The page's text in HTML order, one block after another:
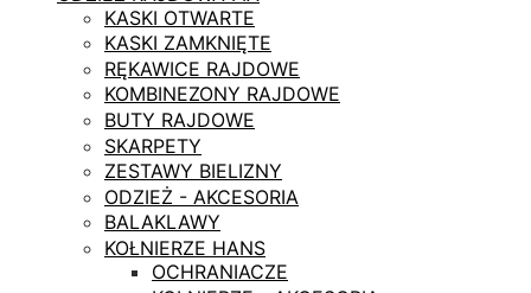
KASKI OTWARTE
KASKI ZAMKNIĘTE
RĘKAWICE RAJDOWE
KOMBINEZONY RAJDOWE
BUTY RAJDOWE
SKARPETY
ZESTAWY BIELIZNY
ODZIEŻ - AKCESORIA
BALAKLAWY
KOŁNIERZE HANS
OCHRANIACZE